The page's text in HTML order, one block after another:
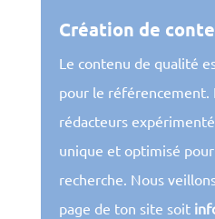
Création de
Le contenu de qualité
pour le référencement.
rédacteurs
unique et optimisé
recherche. Nous
page de ton site soit